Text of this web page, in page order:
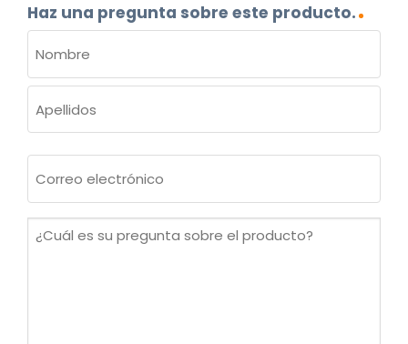
Haz una pregunta sobre este producto.
(OBLIGATORIO)
Nombre
electrónico
¿Cuál